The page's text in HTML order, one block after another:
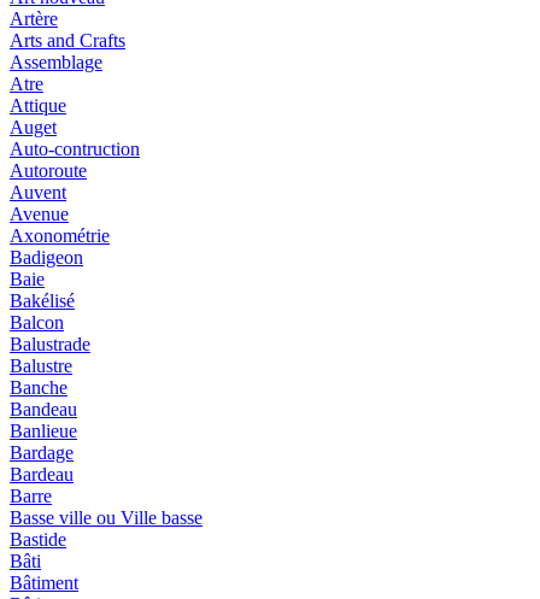
Artère
Arts and Crafts
Assemblage
Atre
Attique
Auget
Auto-contruction
Autoroute
Auvent
Avenue
Axonométrie
Badigeon
Baie
Bakélisé
Balcon
Balustrade
Balustre
Banche
Bandeau
Banlieue
Bardage
Bardeau
Barre
Basse ville ou Ville basse
Bastide
Bâti
Bâtiment